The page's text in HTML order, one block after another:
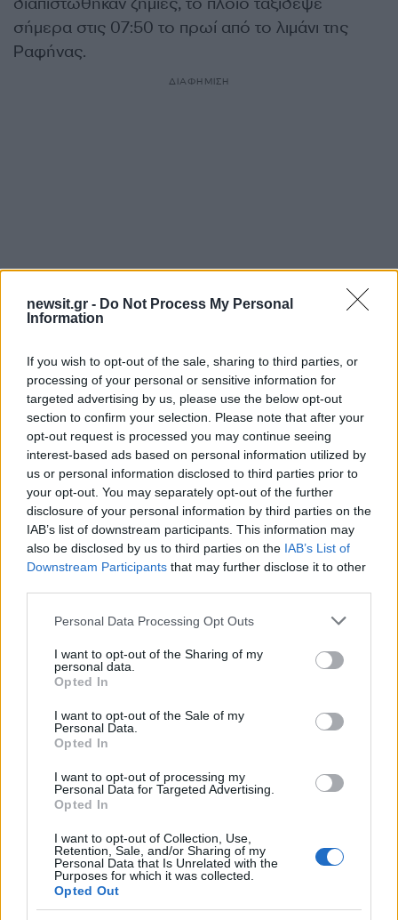
newsit.gr - Do Not Process My Personal
Information
If you wish to opt-out of the sale, sharing to third parties, or
processing of your personal or sensitive information for
targeted advertising by us, please use the below opt-out
section to confirm your selection. Please note that after your
opt-out request is processed you may continue seeing
interest-based ads based on personal information utilized by
us or personal information disclosed to third parties prior to
your opt-out. You may separately opt-out of the further
disclosure of your personal information by third parties on the
IAB’s list of downstream participants. This information may
also be disclosed by us to third parties on the IAB’s List of
Downstream Participants that may further disclose it to other
Please note that this website/app uses one or more Google
not limited to your visit or usage behaviour. You may click to
grant or deny consent to Google and its third-party tags to
use your data for below specified purposes in below Google
consent section.
Personal Data Processing Opt Outs
I want to opt-out of the Sharing of my
personal data.
Opted In
I want to opt-out of the Sale of my
Personal Data.
Opted In
I want to opt-out of processing my
Personal Data for Targeted Advertising.
Opted In
I want to opt-out of Collection, Use,
Retention, Sale, and/or Sharing of my
Personal Data that Is Unrelated with the
Purposes for which it was collected.
Opted Out
σήμερα στις 07:50 το πρωί από το λιμάνι της
Ραφήνας.
ΔΙΑΦΗΜΙΣΗ
Σχόλια
Σχολίασε εδώ
Αν τα χάσατε
Τραγωδία στις Σέρρες: «Τα
έχασα όλα, κάτι με
τράβαγε στην καρδιά μου»,
λέει ο άνδρας που έχασε
Ανανεώθηκε πριν
3 ώρες
Μυστράς: 11 μήνες
αναστολή στον
πατέρα του σε